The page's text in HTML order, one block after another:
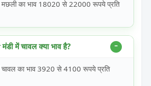
का भाव 18020 से 22000 रूपये प्रति
में चावल क्या भाव है?
का भाव 3920 से 4100 रूपये प्रति